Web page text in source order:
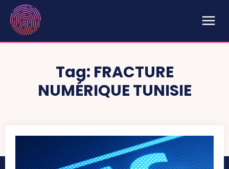
Tag: FRACTURE
NUMÉRIQUE TUNISIE